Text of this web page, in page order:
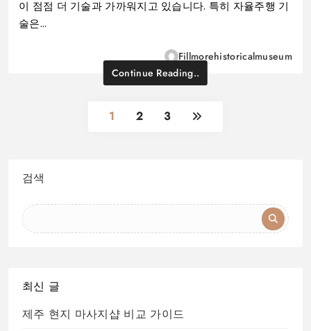
이 점점 더 기술과 가까워지고 있습니다. 특히 자율주행 기
술은…
Fillmorehistoricalmuseum
Continue Reading..
1 2 3
검색
최신 글
제주 현지 마사지샵 비교 가이드